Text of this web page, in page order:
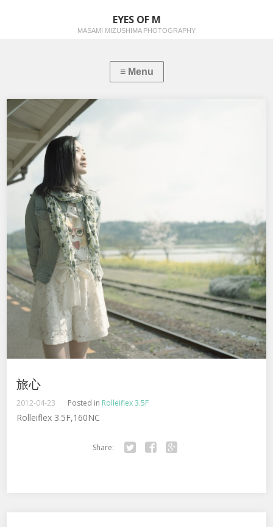
EYES OF M
MASAMI MIZUSHIMA PHOTOGRAPHY
旅心
2012-04-23 Posted in Rolleiflex 3.5F
Rolleiflex 3.5F,160NC
Share: